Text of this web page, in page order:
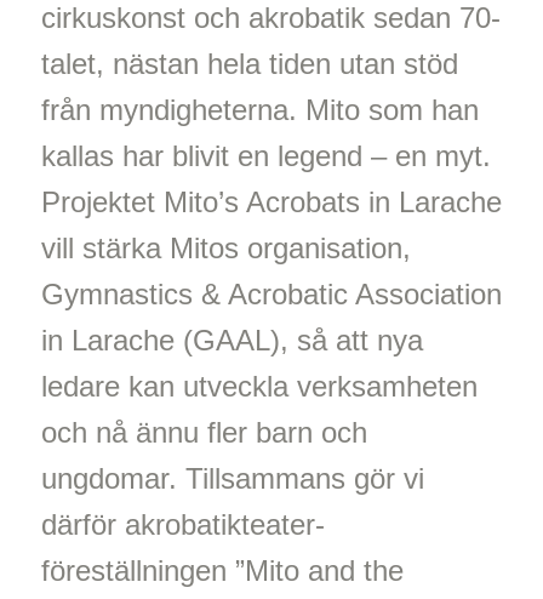
cirkuskonst och akrobatik sedan 70-
talet, nästan hela tiden utan stöd
från myndigheterna. Mito som han
kallas har blivit en legend – en myt.
Projektet Mito’s Acrobats in Larache
vill stärka Mitos organisation,
Gymnastics & Acrobatic Association
in Larache (GAAL), så att nya
ledare kan utveckla verksamheten
och nå ännu fler barn och
ungdomar. Tillsammans gör vi
därför akrobatikteater-
föreställningen ”Mito and the